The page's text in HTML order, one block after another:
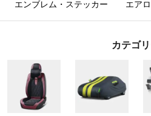
エンブレム・ステッカー エア
カテゴ